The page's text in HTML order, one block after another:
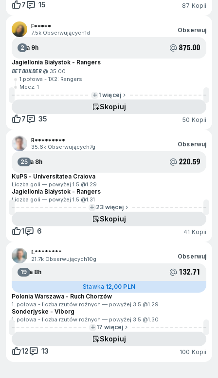
7
15 87 Kopii
F*****
7.5k Obserwujących1d Obserwuj
2Za 9h 875.00
Jagiellonia Białystok - Rangers
BET BUILDER@ 35.00
1.połowa - 1X2: Rangers
Mecz: 1
1 więcej
Skopiuj
7
35 50 Kopii
R*********
35.6k Obserwujących7g Obserwuj
25Za 8h 220.59
KuPS - Universitatea Craiova
Liczba goli — powyżej 1.5 @1.29
Jagiellonia Białystok - Rangers
Liczba goli — powyżej 1.5 @1.31
23 więcej
Skopiuj
1
6 41 Kopii
𝕃********
21.7k Obserwujących10g Obserwuj
19Za 8h 132.71
Stawka 12,00 PLN
Polonia Warszawa - Ruch Chorzów
1. połowa - liczba rzutów rożnych — powyżej 3.5 @1.29
Sonderjyske - Viborg
1. połowa - liczba rzutów rożnych — powyżej 3.5 @1.30
17 więcej
Skopiuj
12
13 100 Kopii